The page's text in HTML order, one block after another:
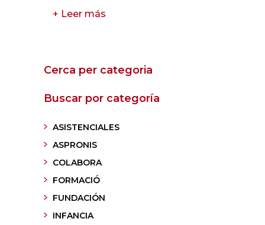
+ Leer más
Cerca per categoria
Buscar por categoría
ASISTENCIALES
ASPRONIS
COLABORA
FORMACIÓ
FUNDACIÓN
INFANCIA